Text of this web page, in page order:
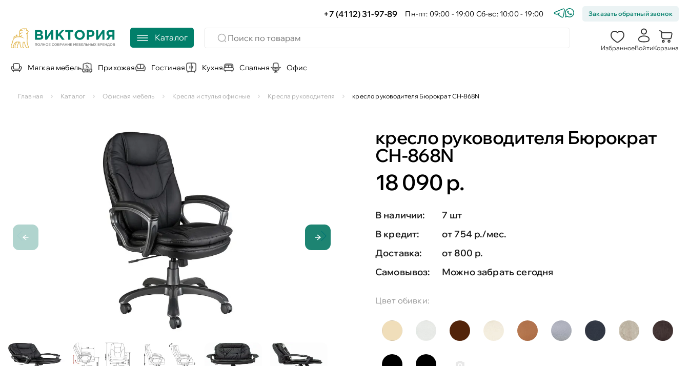
+7 (4112) 31-97-89 Пн-пт: 09:00 - 19:00 Сб-вс: 10:00 - 19:00 Заказать обратный звонок
Каталог
ИзбранноеВойтиКорзина
Мягкая мебель Прихожая Гостиная Кухня Спальня Офис
Главная Каталог Офисная мебель Кресла и стулья офисные Кресла руководителя кресло руководителя Бюрократ СН-868N
кресло руководителя Бюрократ
СН-868N
18 090 р.
В наличии:
7 шт
В кредит:
от 754 р./мес.
Доставка:
от 800 р.
Самовывоз:
Можно забрать сегодня
Цвет обивки: